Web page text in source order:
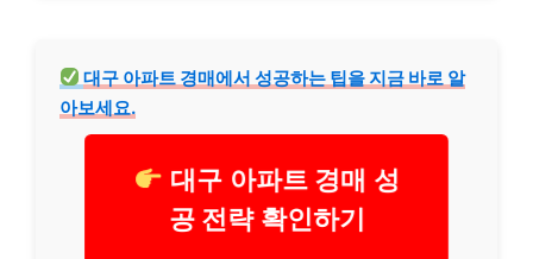
대구 아파트 경매에서 성공하는 팁을 지금 바로 알
아보세요.
대구 아파트 경매 성
공 전략 확인하기